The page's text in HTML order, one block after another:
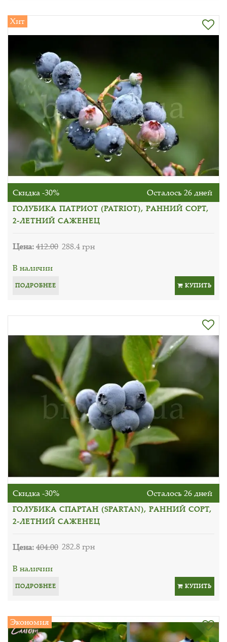
Хит
Скидка -30% Осталось 26 дней
ГОЛУБИКА ПАТРИОТ (PATRIOT), РАННИЙ СОРТ,
2-ЛЕТНИЙ САЖЕНЕЦ
Цена:412.00 288.4 грн
В наличии
ПОДРОБНЕЕ КУПИТЬ
Скидка -30% Осталось 26 дней
ГОЛУБИКА СПАРТАН (SPARTAN), РАННИЙ СОРТ,
2-ЛЕТНИЙ САЖЕНЕЦ
Цена:404.00 282.8 грн
В наличии
ПОДРОБНЕЕ КУПИТЬ
Экономия